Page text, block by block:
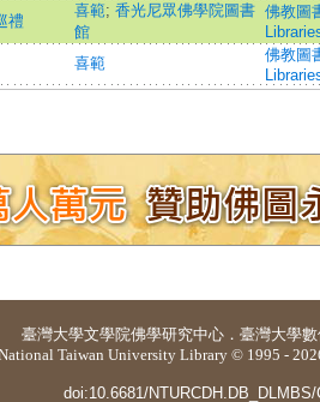
禮
喜範; 香光尼眾佛學院圖書
館
佛教圖
喜範
佛教圖
臺灣大學文學院佛學研究中心 ． 臺灣大學
Taiwan University Library © 1995 -
doi:10.6681/